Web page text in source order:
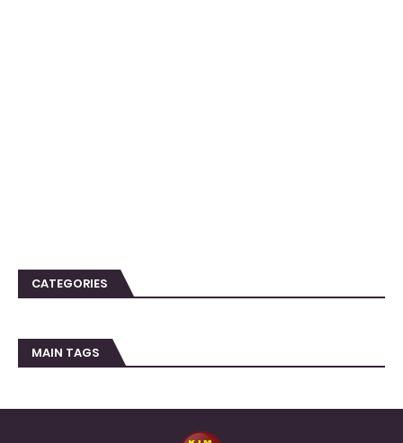
CATEGORIES
MAIN TAGS